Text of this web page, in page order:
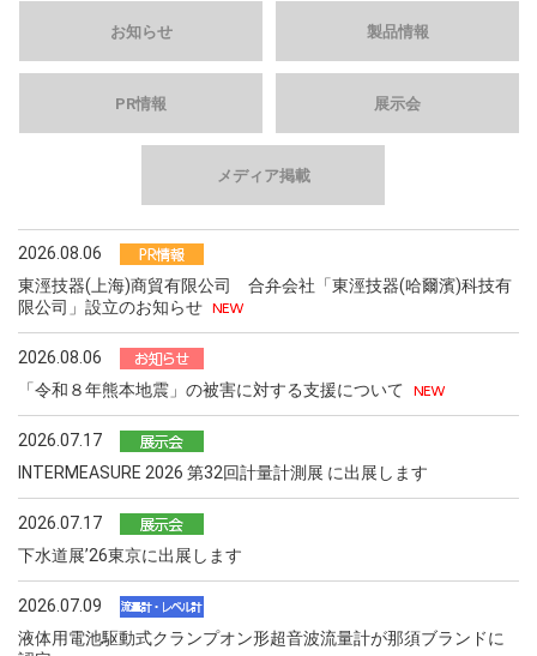
お知らせ 製品情報
PR情報 展示会
メディア掲載
2026.08.06
東涇技器(上海)商貿有限公司 合弁会社「東涇技器(哈爾濱)科技有
限公司」設立のお知らせ
2026.08.06
「令和８年熊本地震」の被害に対する支援について
2026.07.17
INTERMEASURE 2026 第32回計量計測展 に出展します
2026.07.17
下水道展ʼ26東京に出展します
2026.07.09
液体用電池駆動式クランプオン形超音波流量計が那須ブランドに